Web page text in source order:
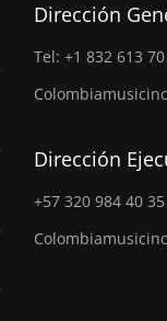
Dirección
Tel: +1 832 613 70
Dirección
+57 320 984 40 35